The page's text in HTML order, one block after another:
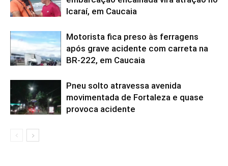
Icaraí, em Caucaia
Motorista fica preso às ferragens
após grave acidente com carreta na
BR-222, em Caucaia
Pneu solto atravessa avenida
movimentada de Fortaleza e quase
provoca acidente